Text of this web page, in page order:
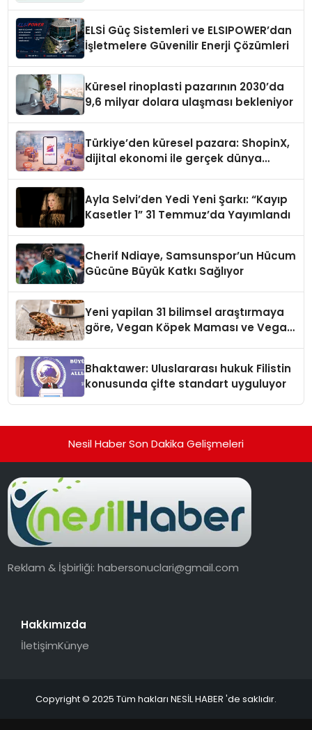
ELSİ Güç Sistemleri ve ELSIPOWER’dan
İşletmelere Güvenilir Enerji Çözümleri
Küresel rinoplasti pazarının 2030’da
9,6 milyar dolara ulaşması bekleniyor
Türkiye’den küresel pazara: ShopinX,
dijital ekonomi ile gerçek dünya
Ayla Selvi’den Yedi Yeni Şarkı: “Kayıp
Kasetler 1” 31 Temmuz’da Yayımlandı
Cherif Ndiaye, Samsunspor’un Hücum
Gücüne Büyük Katkı Sağlıyor
Yeni yapilan 31 bilimsel araştırmaya
göre, Vegan Köpek Maması ve Vegan
Bhaktawer: Uluslararası hukuk Filistin
konusunda çifte standart uyguluyor
Nesil Haber Son Dakika Gelişmeleri
Reklam & İşbirliği:habersonuclari@gmail.com
Hakkımızda
İletişimKünye
Copyright © 2025 Tüm hakları NESİL HABER 'de saklıdır.